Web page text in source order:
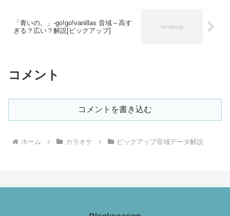
「青いの。」-go!go!vanillas 音域～高す
ぎる？広い？解説[ピックアップ]
コメント
コメントを書き込む
ホーム カラオケ ピックアップ音域データ解説